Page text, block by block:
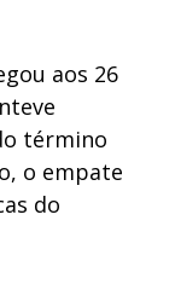
aos 26
término
o empate
do